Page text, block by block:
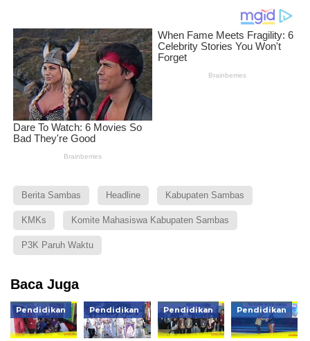
Berita Sambas Headline Kabupaten Sambas
KMKs Komite Mahasiswa Kabupaten Sambas
P3K Paruh Waktu
Baca Juga
Pendidikan Pendidikan Pendidikan Pendidikan